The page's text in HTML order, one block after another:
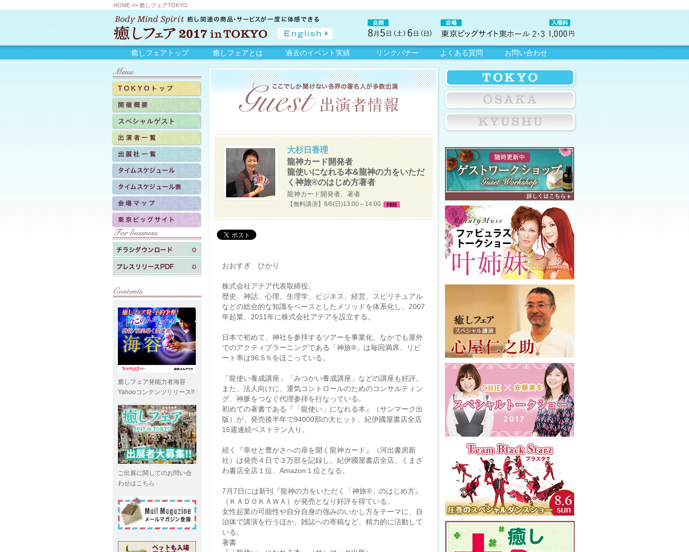
HOME>> 癒しフェアTOKYO
癒しフェアトップ 癒しフェアとは 過去のイベント実績 リンクバナー よくある質問 お問い合わせ
癒しフェア発能力者海容
Yahooコンテンツリリース!!
ご出展に関してのお問い合
わせはこちら
大杉日香理
龍神カード開発者
龍使いになれる本&龍神の力をいただ
く神旅®のはじめ方著者
龍神カード開発者、著者
【無料講演】8/6(日)13:00～14:00
おおすぎ ひかり
株式会社アテア代表取締役。
歴史、神話、心理、生理学、ビジネス、経営、スピリチュアル
などの総合的な知識をベースとしたメソッドを体系化し、2007
年起業、2011年に株式会社アテアを設立する。
日本で初めて、神社を参拝するツアーを事業化、なかでも屋外
でのアクティブラーニングである「神旅®」は毎回満席、リピ
ート率は96.5％をほこっている。
「龍使い養成講座」「みつかい養成講座」などの講座も好評。
また、法人向けに、運気コントロールのためのコンサルティン
グ、神脈をつなぐ代理参拝を行なっている。
初めての著書である『「龍使い」になれる本』（サンマーク出
版）が、発売後半年で94000部の大ヒット、紀伊國屋書店全店
16週連続ベストテン入り。
続く『幸せと豊かさへの扉を開く龍神カード』（河出書房新
社）は発売４日で３万部を記録し、紀伊國屋書店全店、くまざ
わ書店全店１位、Amazon１位となる。
7月7日には新刊『龍神の力をいただく「神旅®」のはじめ方』
（ＫＡＤＯＫＡＷＡ）が発売となり好評を得ている。
女性起業の可能性や自分自身の強みのいかし方をテーマに、自
治体で講演を行うほか、雑誌への寄稿など、精力的に活動して
いる。
著書